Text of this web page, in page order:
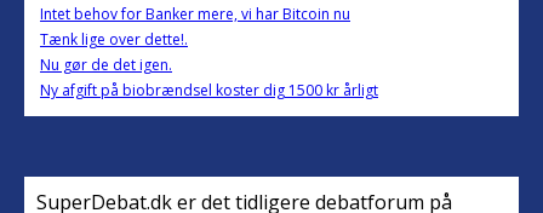
Intet behov for Banker mere, vi har Bitcoin nu
Tænk lige over dette!.
Nu gør de det igen.
Ny afgift på biobrændsel koster dig 1500 kr årligt
SuperDebat.dk er det tidligere debatforum på